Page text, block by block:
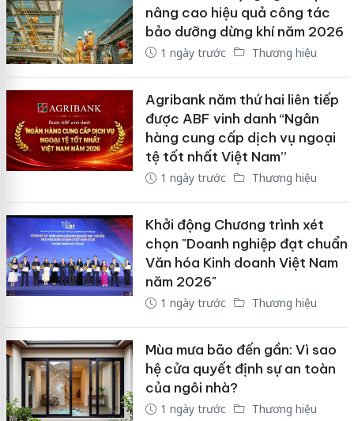
nâng cao hiệu quả công tác
bảo dưỡng dừng khí năm 2026
1 ngày trước Thương hiệu
Agribank năm thứ hai liên tiếp
được ABF vinh danh “Ngân
hàng cung cấp dịch vụ ngoại
tệ tốt nhất Việt Nam”
1 ngày trước Thương hiệu
Khởi động Chương trình xét
chọn "Doanh nghiệp đạt chuẩn
Văn hóa Kinh doanh Việt Nam
năm 2026"
1 ngày trước Thương hiệu
Mùa mưa bão đến gần: Vì sao
hệ cửa quyết định sự an toàn
của ngôi nhà?
1 ngày trước Thương hiệu